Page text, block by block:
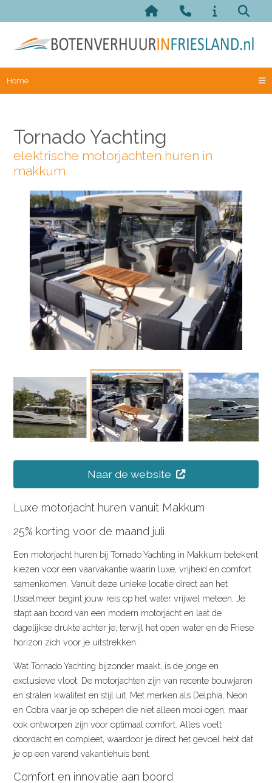
Home
Tornado Yachting
elektrische motorjachten huren in
makkum
Naar de website
Luxe motorjacht huren vanuit Makkum
25% korting voor de maand juli
Een motorjacht huren bij Tornado Yachting in Makkum betekent
kiezen voor een vaarvakantie waarin luxe, vrijheid en comfort
samenkomen. Vanuit deze unieke locatie direct aan het
IJsselmeer begint jouw reis op het water vrijwel meteen. Je
stapt aan boord van een modern motorjacht en laat de
dagelijkse drukte achter je, terwijl het open water en de Friese
horizon zich voor je uitstrekken.
Wat Tornado Yachting bijzonder maakt, is de jonge en
exclusieve vloot. De motorjachten zijn van recente bouwjaren
en stralen kwaliteit en stijl uit. Met merken als Delphia, Neon
en Cobra vaar je op schepen die niet alleen mooi ogen, maar
ook ontworpen zijn voor optimaal comfort. Alles voelt
doordacht en compleet, waardoor je direct het gevoel hebt dat
je op een varend vakantiehuis bent.
Comfort en innovatie aan boord